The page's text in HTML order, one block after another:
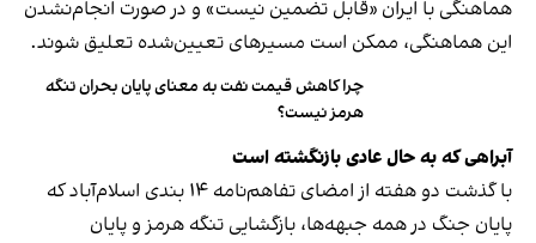
هماهنگی با ایران «قابل تضمین نیست» و در صورت انجام‌نشدن
این هماهنگی، ممکن است مسیرهای تعیین‌شده تعلیق شوند.
چرا کاهش قیمت نفت به معنای پایان بحران تنگه
هرمز نیست؟
آبراهی که به حال عادی بازنگشته است
با گذشت دو هفته از امضای تفاهم‌نامه ۱۴ بندی اسلام‌آباد که
پایان جنگ در همه جبهه‌ها، بازگشایی تنگه هرمز و پایان